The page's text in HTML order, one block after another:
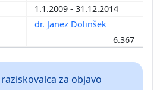
1.1.2009 - 31.12.2014
dr. Janez Dolinšek
6.367
za objavo